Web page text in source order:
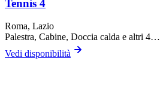
Tennis 4
Roma, Lazio
Palestra, Cabine, Doccia calda e altri 4…
Vedi disponibilità